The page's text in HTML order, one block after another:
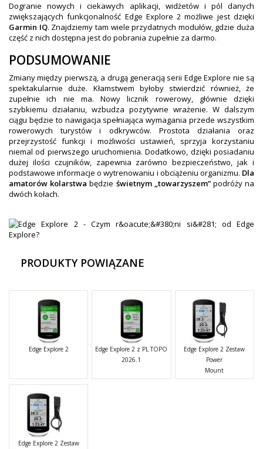
Dogranie nowych i ciekawych aplikacji, widżetów i pól danych
zwiększających funkcjonalność Edge Explore 2 możliwe jest dzięki
Garmin IQ. Znajdziemy tam wiele przydatnych modułów, gdzie duża
część z nich dostępna jest do pobrania zupełnie za darmo.
PODSUMOWANIE
Zmiany między pierwszą, a drugą generacją serii Edge Explore nie są
spektakularnie duże. Kłamstwem byłoby stwierdzić również, że
zupełnie ich nie ma. Nowy licznik rowerowy, głównie dzięki
szybkiemu działaniu, wzbudza pozytywne wrażenie. W dalszym
ciągu będzie to nawigacja spełniająca wymagania przede wszystkim
rowerowych turystów i odkrywców. Prostota działania oraz
przejrzystość funkcji i możliwości ustawień, sprzyja korzystaniu
niemal od pierwszego uruchomienia. Dodatkowo, dzięki posiadaniu
dużej ilości czujników, zapewnia zarówno bezpieczeństwo, jak i
podstawowe informacje o wytrenowaniu i obciążeniu organizmu. Dla
amatorów kolarstwa będzie świetnym „towarzyszem”podróży na
dwóch kołach.
PRODUKTY POWIĄZANE
Edge Explore 2
Edge Explore 2 z PL TOPO
2026.1
Edge Explore 2 Zestaw
Power
Mount
Edge Explore 2 Zestaw